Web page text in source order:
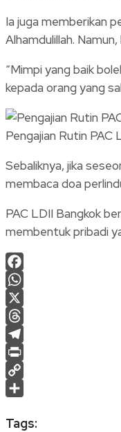
Ia juga memberikan
Alhamdulillah.
“Mimpi yang baik
kepada orang yang
Pengajian Rutin PAC
Sebaliknya, jika
membaca doa
PAC LDII Bangkok
membentuk pribadi
Facebook
WhatsApp
X
Threads
Telegram
Print
Copy
Tags: